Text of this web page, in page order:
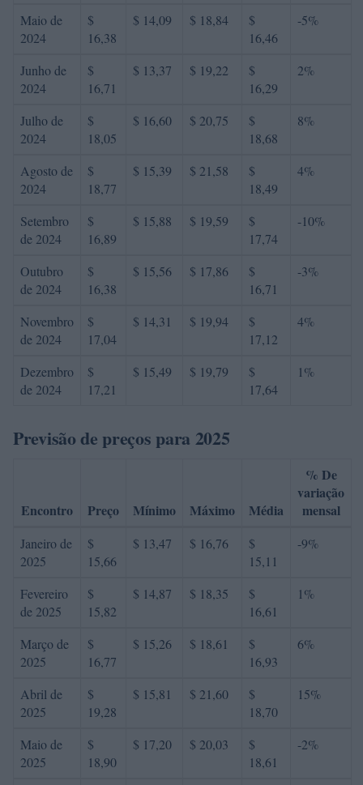
Maio de
2024
$
16,38
$ 14,09 $ 18,84
$
16,46
-5%
Junho de
2024
$
16,71
$ 13,37 $ 19,22
$
16,29
2%
Julho de
2024
$
18,05
$ 16,60 $ 20,75
$
18,68
8%
Agosto de
2024
$
18,77
$ 15,39 $ 21,58
$
18,49
4%
Setembro
de 2024
$
16,89
$ 15,88 $ 19,59
$
17,74
-10%
Outubro
de 2024
$
16,38
$ 15,56 $ 17,86
$
16,71
-3%
Novembro
de 2024
$
17,04
$ 14,31 $ 19,94
$
17,12
4%
Dezembro
de 2024
$
17,21
$ 15,49 $ 19,79
$
17,64
1%
Previsão de preços para 2025
Encontro Preço Mínimo Máximo Média
% De
variação
mensal
Janeiro de
2025
$
15,66
$ 13,47 $ 16,76
$
15,11
-9%
Fevereiro
de 2025
$
15,82
$ 14,87 $ 18,35
$
16,61
1%
Março de
2025
$
16,77
$ 15,26 $ 18,61
$
16,93
6%
Abril de
2025
$
19,28
$ 15,81 $ 21,60
$
18,70
15%
Maio de
2025
$
18,90
$ 17,20 $ 20,03
$
18,61
-2%